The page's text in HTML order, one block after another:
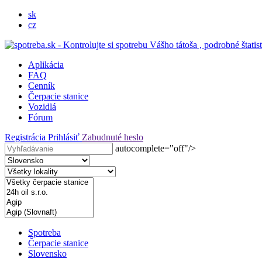
sk
cz
Aplikácia
FAQ
Cenník
Čerpacie stanice
Vozidlá
Fórum
Registrácia Prihlásiť Zabudnuté heslo
autocomplete="off"/>
Spotreba
Čerpacie stanice
Slovensko